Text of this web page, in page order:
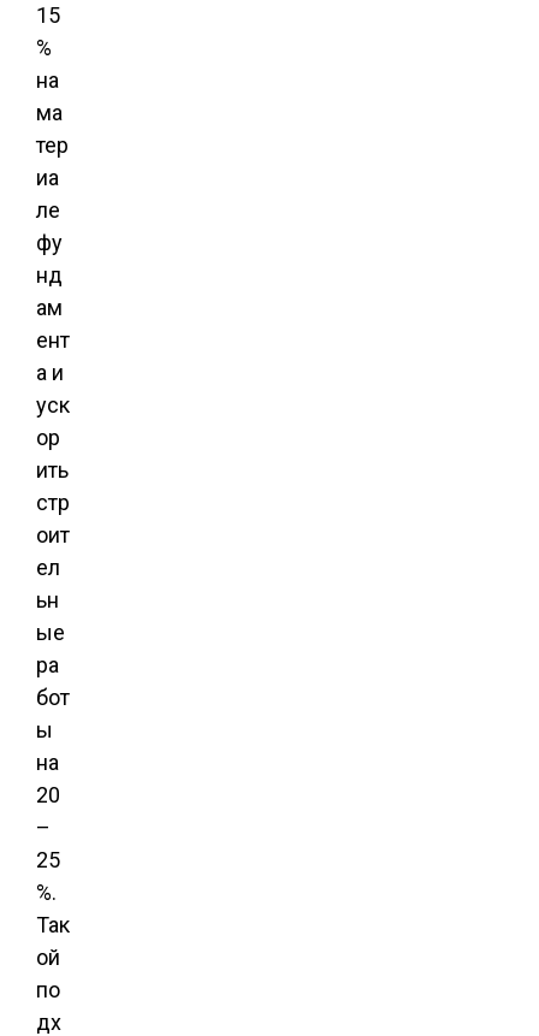
15
%
на
ма
тер
иа
ле
фу
нд
ам
ент
а и
уск
ор
ить
стр
оит
ел
ьн
ые
ра
бот
ы
на
20
–
25
%.
Так
ой
по
дх